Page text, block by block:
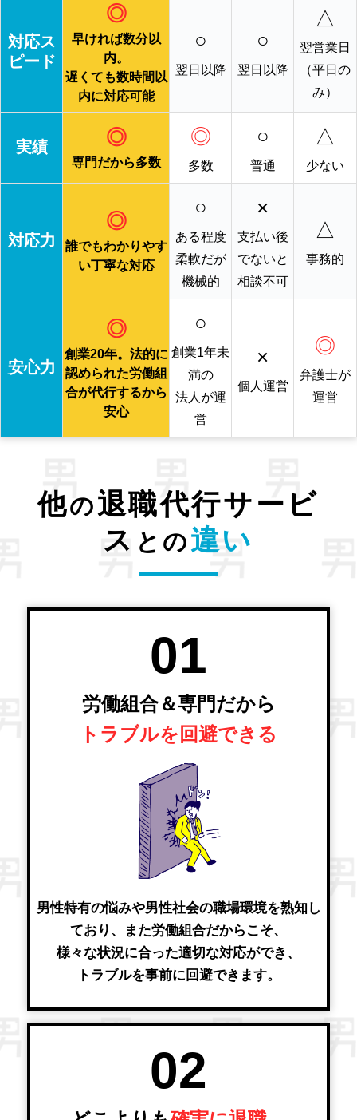
対応ス
ピード
◎
早ければ数分以
内。
遅くても数時間以
内に対応可能
○
翌日以降
○
翌日以降
△
翌営業日
（平日の
み）
実績 ◎
専門だから多数
◎
多数
○
普通
△
少ない
対応力
◎
誰でもわかりやす
い丁寧な対応
○
ある程度
柔軟だが
機械的
×
支払い後
でないと
相談不可
△
事務的
安心力
◎
創業20年。法的に
認められた労働組
合が代行するから
安心
○
創業1年未
満の
法人が運
営
×
個人運営
◎
弁護士が
運営
他の退職代行サービ
ス との違い
01
労働組合＆専門だから
トラブルを回避できる
男性特有の悩みや男性社会の職場環境を熟知し
ており、また労働組合だからこそ、
様々な状況に合った適切な対応ができ、
トラブルを事前に回避できます。
02